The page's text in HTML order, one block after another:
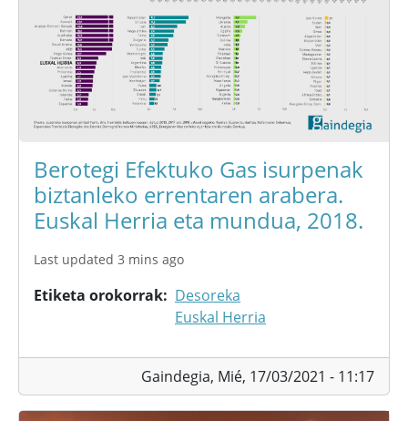
Berotegi Efektuko Gas isurpenak
biztanleko errentaren arabera.
Euskal Herria eta mundua, 2018.
Last updated 3 mins ago
Etiketa orokorrak
Desoreka
Euskal Herria
Gaindegia, Mié, 17/03/2021 - 11:17